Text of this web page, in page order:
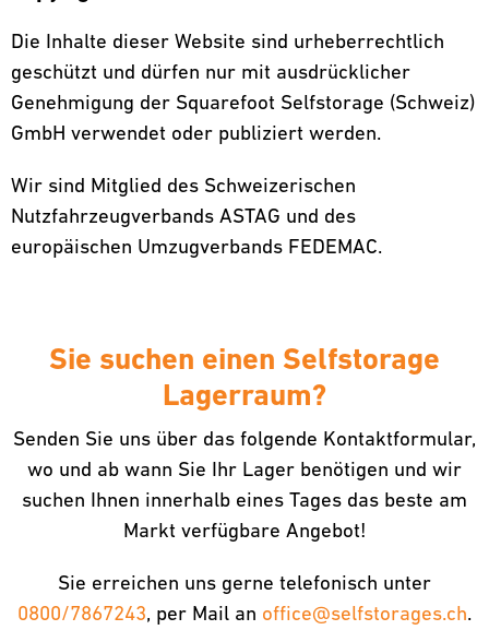
Die Inhalte dieser Website sind urheberrechtlich
geschützt und dürfen nur mit ausdrücklicher
Genehmigung der Squarefoot Selfstorage (Schweiz)
GmbH verwendet oder publiziert werden.
Wir sind Mitglied des Schweizerischen
Nutzfahrzeugverbands ASTAG und des
europäischen Umzugverbands FEDEMAC.
Sie suchen einen Selfstorage
Lagerraum?
Senden Sie uns über das folgende Kontaktformular,
wo und ab wann Sie Ihr Lager benötigen und wir
suchen Ihnen innerhalb eines Tages das beste am
Markt verfügbare Angebot!
Sie erreichen uns gerne telefonisch unter
0800/7867243, per Mail an office@selfstorages.ch.